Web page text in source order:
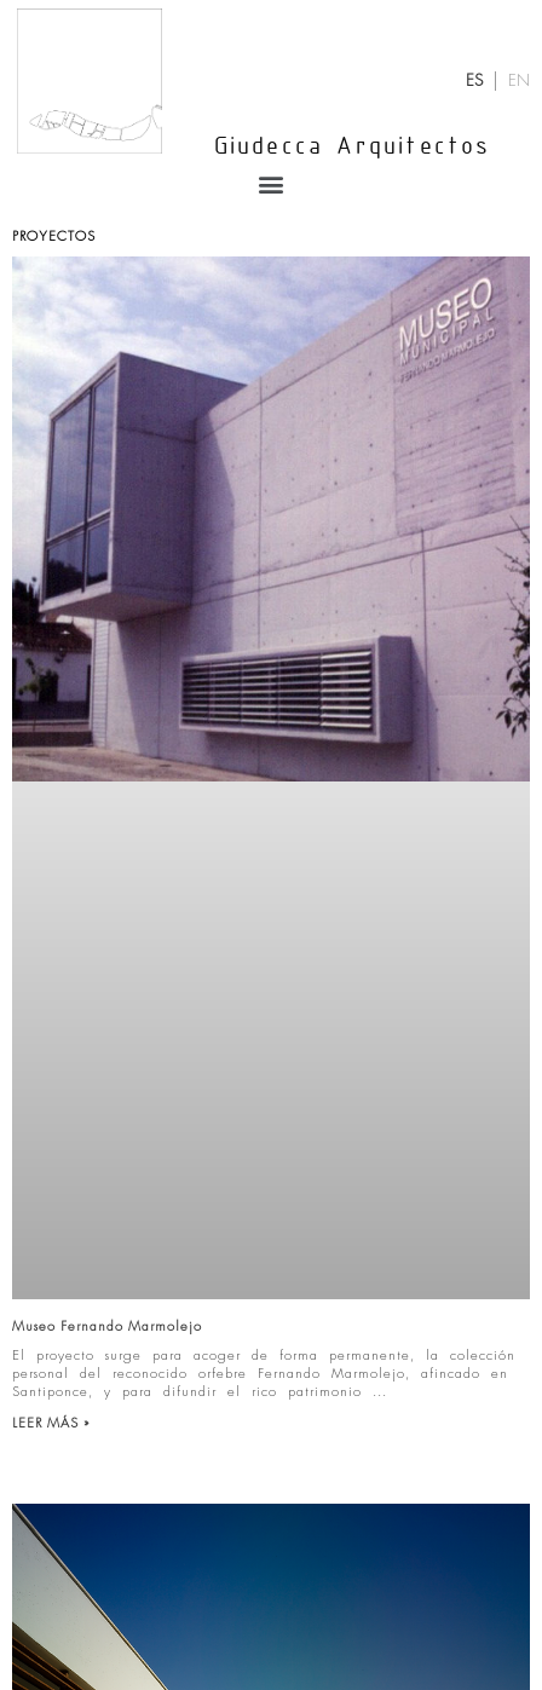
Giudecca Arquitectos
ES EN
Menu
PROYECTOS
Museo Fernando Marmolejo
El proyecto surge para acoger de forma permanente, la colección
personal del reconocido orfebre Fernando Marmolejo, afincado en
Santiponce, y para difundir el rico patrimonio
LEER MÁS »